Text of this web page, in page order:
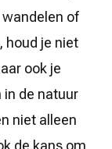
of
houd je niet
ook je
in de natuur
niet alleen
de kans om